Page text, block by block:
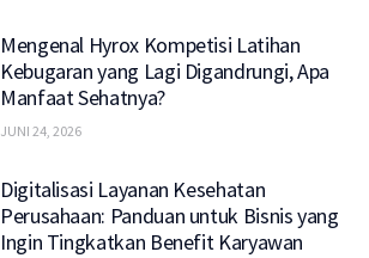
Mengenal Hyrox Kompetisi Latihan
Kebugaran yang Lagi Digandrungi, Apa
Manfaat Sehatnya?
JUNI 24, 2026
Digitalisasi Layanan Kesehatan
Perusahaan: Panduan untuk Bisnis yang
Ingin Tingkatkan Benefit Karyawan